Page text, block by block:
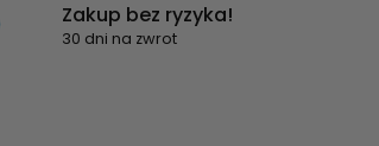
Zakup bez ryzyka!
30 dni na zwrot